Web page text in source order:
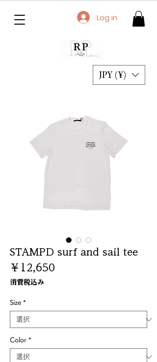
JPY (¥)
Log in
STAMPD surf and sail tee
￥12,650
消費税込み
Size *
Color *